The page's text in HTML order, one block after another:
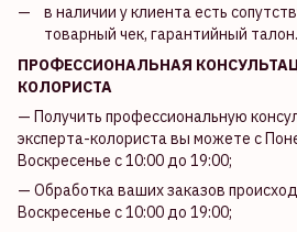
в наличии у клиента есть
товарный чек, гарантийный талон.
ПРОФЕССИОНАЛЬНАЯ
КОЛОРИСТА
— Получить профессиональную
эксперта-колориста вы можете с
Воскресенье с 10:00 до 19:00;
— Обработка ваших заказов
Воскресенье с 10:00 до 19:00;